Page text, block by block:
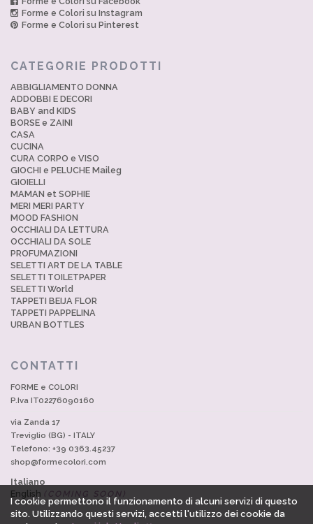
Forme e Colori su Instagram
Forme e Colori su Pinterest
CATEGORIE PRODOTTI
ABBIGLIAMENTO DONNA
ADDOBBI E DECORI
BABY and KIDS
BORSE e ZAINI
CASA
CUCINA
CURA CORPO e VISO
GIOCHI e PELUCHE Maileg
GIOIELLI
MAMAN et SOPHIE
MERI MERI PARTY
MOOD FASHION
OCCHIALI DA LETTURA
OCCHIALI DA SOLE
PROFUMAZIONI
SELETTI ART DE LA TABLE
SELETTI TOILETPAPER
SELETTI World
TAPPETI BEIJA FLOR
TAPPETI PAPPELINA
URBAN BOTTLES
CONTATTI
FORME e COLORI
P.Iva IT02276090160
via Zanda 17
Treviglio (BG) - ITALY
Telefono: +39 0363.45237
shop@formecolori.com
Italiano
English (COMING SOON)
I cookie permettono il funzionamento di alcuni servizi di questo
sito. Utilizzando questi servizi, accetti l'utilizzo dei cookie da